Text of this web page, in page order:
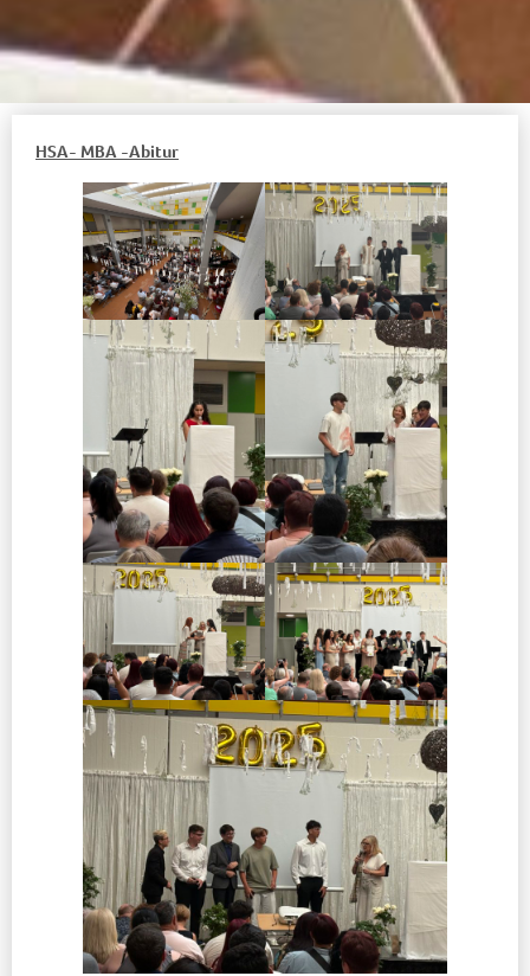
HSA- MBA -Abitur